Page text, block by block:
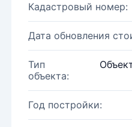
Кадастровый номер:
Дата обновления
Тип
объекта:
Год постройки: